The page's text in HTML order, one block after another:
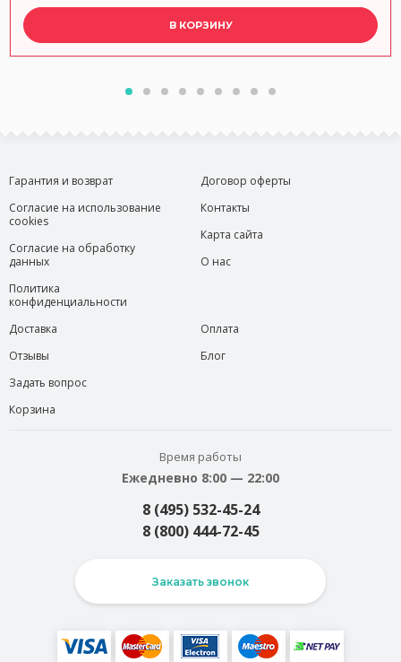
В КОРЗИНУ
Гарантия и возврат
Согласие на использование
cookies
Согласие на обработку
данных
Политика
конфиденциальности
Договор оферты
Контакты
Карта сайта
О нас
Доставка
Отзывы
Задать вопрос
Корзина
Оплата
Блог
Время работы
Ежедневно 8:00 — 22:00
8 (495) 532-45-24
8 (800) 444-72-45
Заказать звонок